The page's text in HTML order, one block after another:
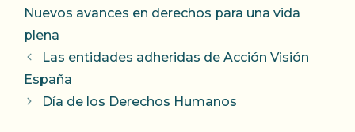
Nuevos avances en derechos para una vida
plena
Las entidades adheridas de Acción Visión
España
Día de los Derechos Humanos